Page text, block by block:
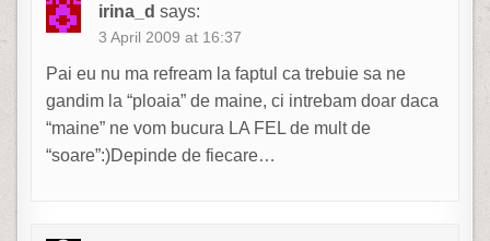
irina_d says:
3 April 2009 at 16:37
Pai eu nu ma refream la faptul ca trebuie sa ne
gandim la “ploaia” de maine, ci intrebam doar daca
“maine” ne vom bucura LA FEL de mult de
“soare”:)Depinde de fiecare…